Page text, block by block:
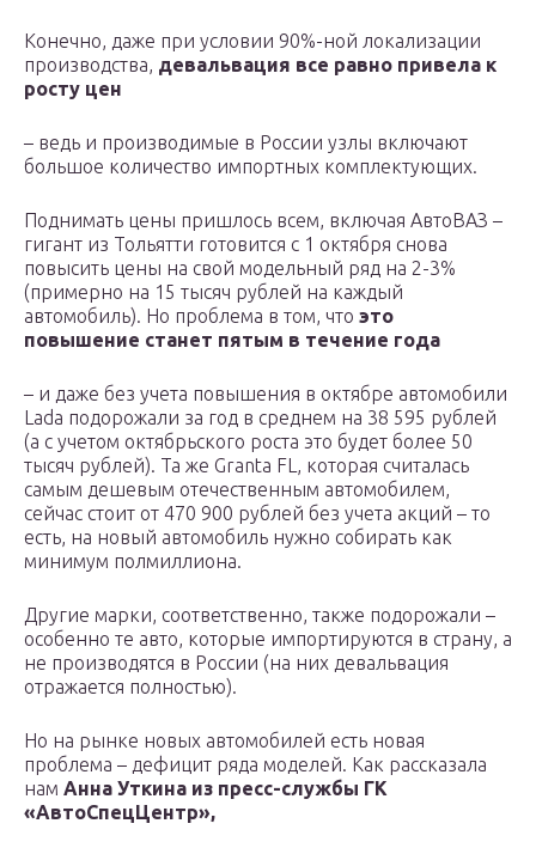
Конечно, даже при условии 90%-ной локализации
производства, девальвация все равно привела к
росту цен
– ведь и производимые в России узлы включают
большое количество импортных комплектующих.
Поднимать цены пришлось всем, включая АвтоВАЗ –
гигант из Тольятти готовится с 1 октября снова
повысить цены на свой модельный ряд на 2-3%
(примерно на 15 тысяч рублей на каждый
автомобиль). Но проблема в том, что это
повышение станет пятым в течение года
– и даже без учета повышения в октябре автомобили
Lada подорожали за год в среднем на 38 595 рублей
(а с учетом октябрьского роста это будет более 50
тысяч рублей). Та же Granta FL, которая считалась
самым дешевым отечественным автомобилем,
сейчас стоит от 470 900 рублей без учета акций – то
есть, на новый автомобиль нужно собирать как
минимум полмиллиона.
Другие марки, соответственно, также подорожали –
особенно те авто, которые импортируются в страну, а
не производятся в России (на них девальвация
отражается полностью).
Но на рынке новых автомобилей есть новая
проблема – дефицит ряда моделей. Как рассказала
нам Анна Уткина из пресс-службы ГК
«АвтоСпецЦентр»,